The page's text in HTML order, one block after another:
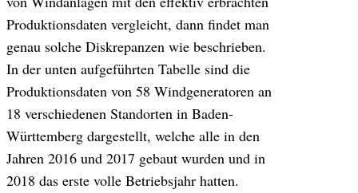
Produktionsdaten vergleicht, dann findet man
genau solche Diskrepanzen wie beschrieben.
In der unten aufgeführten Tabelle sind die
Produktionsdaten von 58 Windgeneratoren an
18 verschiedenen Standorten in Baden-
Württemberg dargestellt, welche alle in den
Jahren 2016 und 2017 gebaut wurden und in
2018 das erste volle Betriebsjahr hatten.